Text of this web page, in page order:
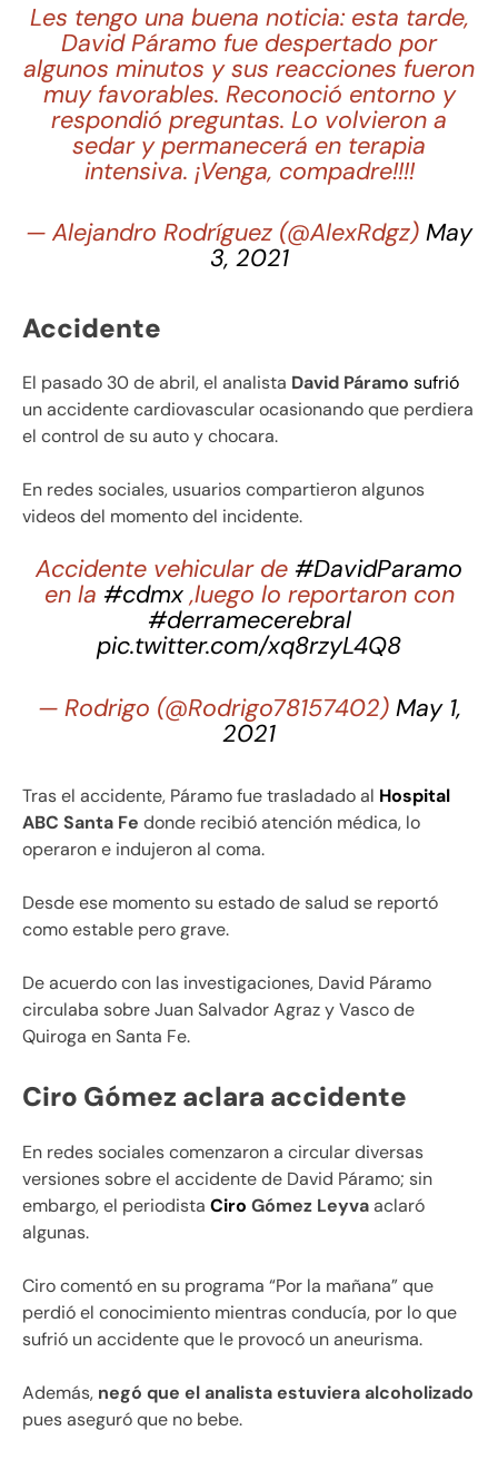
Les tengo una buena noticia: esta tarde,
David Páramo fue despertado por
algunos minutos y sus reacciones fueron
muy favorables. Reconoció entorno y
respondió preguntas. Lo volvieron a
sedar y permanecerá en terapia
intensiva. ¡Venga, compadre!!!!
— Alejandro Rodríguez (@AlexRdgz) May
3, 2021
Accidente
El pasado 30 de abril, el analista David Páramo sufrió
un accidente cardiovascular ocasionando que perdiera
el control de su auto y chocara.
En redes sociales, usuarios compartieron algunos
videos del momento del incidente.
Accidente vehicular de #DavidParamo
en la #cdmx,luego lo reportaron con
#derramecerebral
pic.twitter.com/xq8rzyL4Q8
— Rodrigo (@Rodrigo78157402) May 1,
2021
Tras el accidente, Páramo fue trasladado al Hospital
ABC Santa Fe donde recibió atención médica, lo
operaron e indujeron al coma.
Desde ese momento su estado de salud se reportó
como estable pero grave.
De acuerdo con las investigaciones, David Páramo
circulaba sobre Juan Salvador Agraz y Vasco de
Quiroga en Santa Fe.
Ciro Gómez aclara accidente
En redes sociales comenzaron a circular diversas
versiones sobre el accidente de David Páramo; sin
embargo, el periodista Ciro Gómez Leyvaaclaró
algunas.
Ciro comentó en su programa “Por la mañana” que
perdió el conocimiento mientras conducía, por lo que
sufrió un accidente que le provocó un aneurisma.
Además, negó que el analista estuviera alcoholizado
pues aseguró que no bebe.